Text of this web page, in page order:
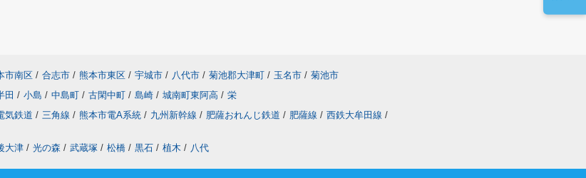
市南区 / 合志市 / 熊本市東区 / 宇城市 / 八代市 / 菊池郡大津町 / 玉名市 / 菊池市
田 / 小島 / 中島町 / 古閑中町 / 島崎 / 城南町東阿高 / 栄
気鉄道 / 三角線 / 熊本市電A系統 / 九州新幹線 / 肥薩おれんじ鉄道 / 肥薩線 / 西鉄大牟田線 /
大津 / 光の森 / 武蔵塚 / 松橋 / 黒石 / 植木 / 八代